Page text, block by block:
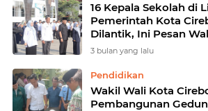
16 Kepala Sekolah di
Pemerintah Kota
Dilantik, Ini Pesan
3 bulan yang lalu
Pendidikan
Wakil Wali Kota
Pembangunan